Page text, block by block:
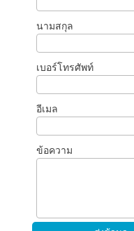
นามสกุล
เบอร์โทรศัพท์
อีเมล
ข้อความ